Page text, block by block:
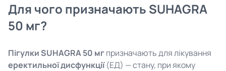
Для чого призначають SUHAGRA
50 мг?
Пігулки SUHAGRA 50 мгпризначають для лікування
еректильної дисфункції(ЕД) — стану, при якому